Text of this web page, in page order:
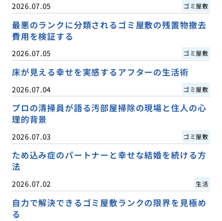
2026.07.05 ゴミ屋敷
最悪のランクに分類されるゴミ屋敷の残置物撤去
費用を検証する
2026.07.05 ゴミ屋敷
床が見える幸せを実感するアフターの生活術
2026.07.04 ゴミ屋敷
プロの清掃員が語る汚部屋掃除の現場と住人の心
理的背景
2026.07.03 ゴミ屋敷
ため込み症のパートナーと幸せな結婚を続ける方
法
2026.07.02 生活
自力で解決できるゴミ屋敷ランクの限界を見極め
る